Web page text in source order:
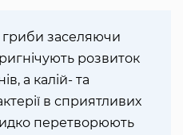
гриби заселяючи
розвиток
а калій- та
в сприятливих
перетворюють